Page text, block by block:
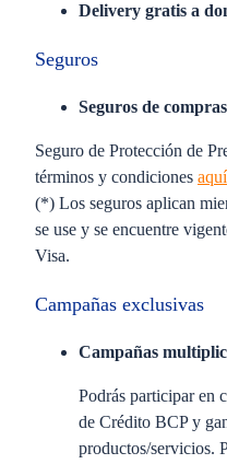
Delivery gratis a
Seguros
Seguros de compras
Seguro de Protección de
términos y condiciones aquí
(*) Los seguros aplican
se use y se encuentre
Visa.
Campañas exclusivas
Campañas
Podrás participar en
de Crédito BCP y
productos/servicios.